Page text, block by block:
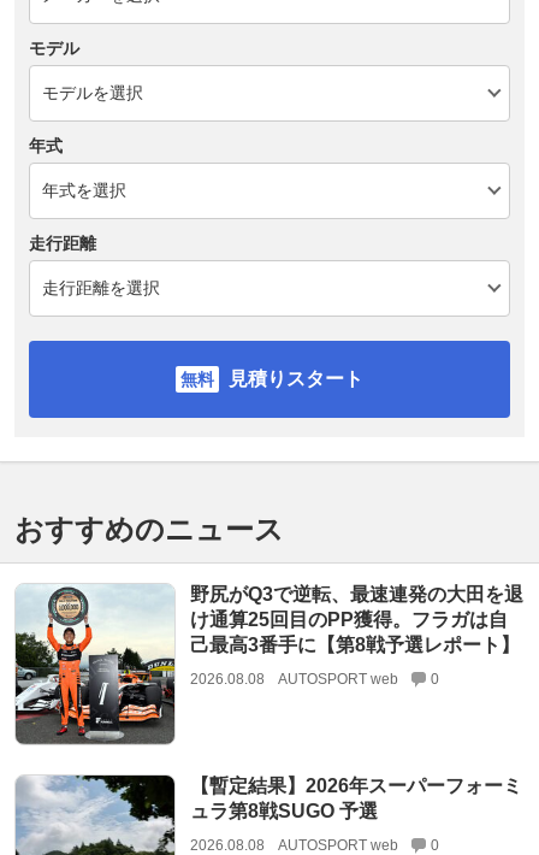
モデル
年式
走行距離
見積りスタート
おすすめのニュース
野尻がQ3で逆転、最速連発の大田を退
け通算25回目のPP獲得。フラガは自
己最高3番手に【第8戦予選レポート】
2026.08.08 AUTOSPORT web 0
【暫定結果】2026年スーパーフォーミ
ュラ第8戦SUGO 予選
2026.08.08 AUTOSPORT web 0